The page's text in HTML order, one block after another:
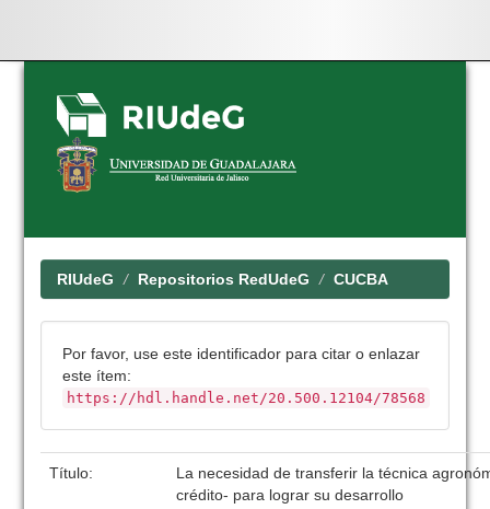
Skip
navigation
RIUdeG Repositorios RedUdeG CUCBA
Por favor, use este identificador para citar o enlazar
este ítem:
https://hdl.handle.net/20.500.12104/78568
Título:
La necesidad de transferir la técnica
crédito- para lograr su desarrollo